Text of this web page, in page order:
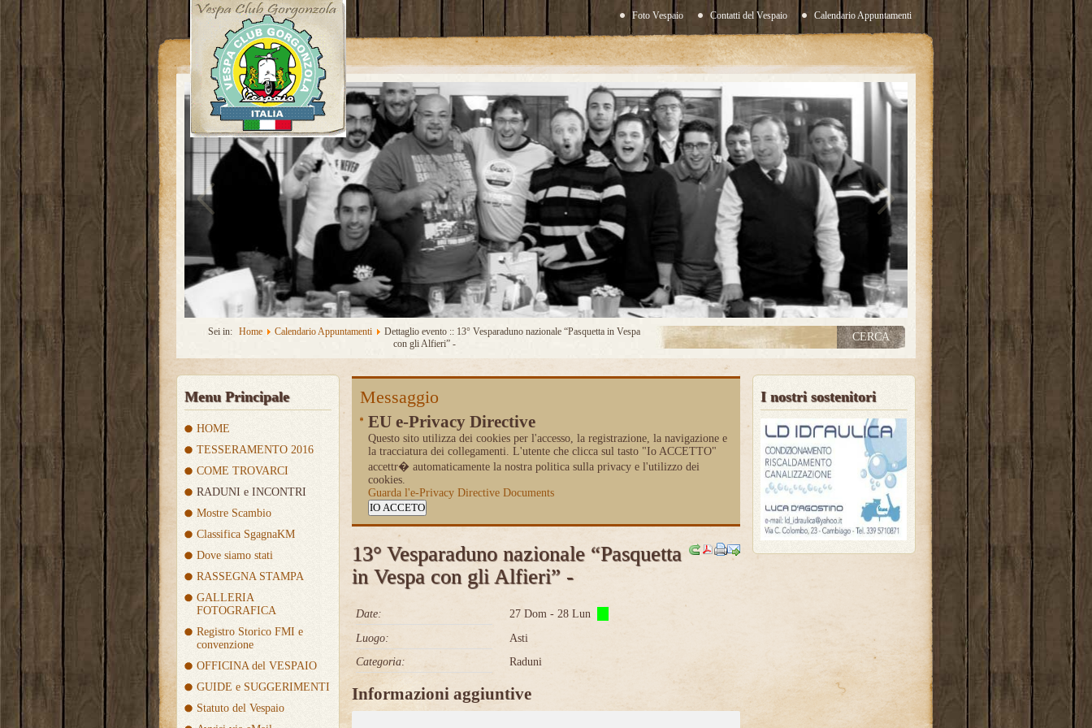
Foto Vespaio Contatti del Vespaio Calendario Appuntamenti
Sei in: Home Calendario Appuntamenti
Dettaglio evento :: 13° Vesparaduno nazionale “Pasquetta in Vespa
con gli Alfieri” -
Menu Principale
HOME
TESSERAMENTO 2016
COME TROVARCI
RADUNI e INCONTRI
Mostre Scambio
Classifica SgagnaKM
Dove siamo stati
RASSEGNA STAMPA
GALLERIA
FOTOGRAFICA
Registro Storico FMI e
convenzione
OFFICINA del VESPAIO
GUIDE e SUGGERIMENTI
Statuto del Vespaio
Messaggio
EU e-Privacy Directive
Questo sito utilizza dei cookies per l'accesso, la registrazione, la navigazione e
la tracciatura dei collegamenti. L'utente che clicca sul tasto "Io ACCETTO"
accettr� automaticamente la nostra politica sulla privacy e l'utilizzo dei
cookies.
Guarda l'e-Privacy Directive Documents
IO ACCETO
13° Vesparaduno nazionale “Pasquetta
in Vespa con gli Alfieri” -
Date:
27 Dom - 28 Lun
Luogo:
Asti
Categoria:
Raduni
Informazioni aggiuntive
I nostri sostenitori